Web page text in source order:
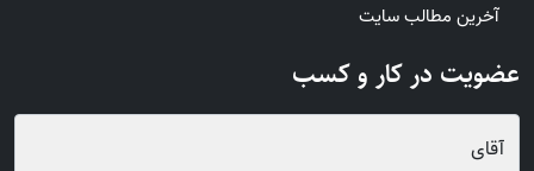
آخرین مطالب سایت
عضویت در کار و کسب